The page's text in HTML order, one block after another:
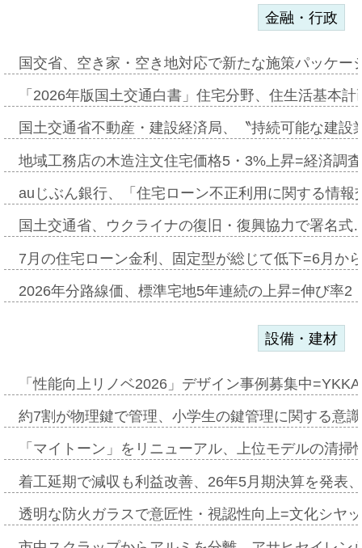
金融・行政
国交省、空き家・空き地対応で新たな施策パッケ
「2026年版国土交通白書」住宅分野、住生活基本
国土交通省不動産・建設経済局、〝持続可能な建
地域工務店の木造注文住宅価格5・3%上昇=経済調
auじぶん銀行、「住宅ローン不正利用に関する情
国土交通省、ウクライナの復旧・復興協力で署名
7月の住宅ローン金利、固定型が総じて低下=6月か
2026年分路線価、標準宅地5年連続の上昇=伸び率
設備・建材
「性能向上リノベ2026」デザイン事例募集中
約7割が物理鍵で管理、小学生の鍵管理に関する意
「マイトーン」をリニューアル、上位モデルの清
着工延期で減収も利益改善、26年5月期決算を発表
透明な防火ガラスで意匠性・視認性向上=文化シヤ